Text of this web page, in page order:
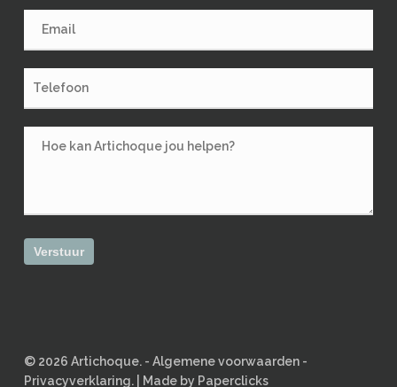
© 2026 Artichoque. - Algemene voorwaarden-
Privacyverklaring.| Made by Paperclicks